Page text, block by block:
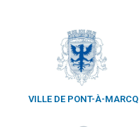
VILLE DE PONT-À-MARCQ